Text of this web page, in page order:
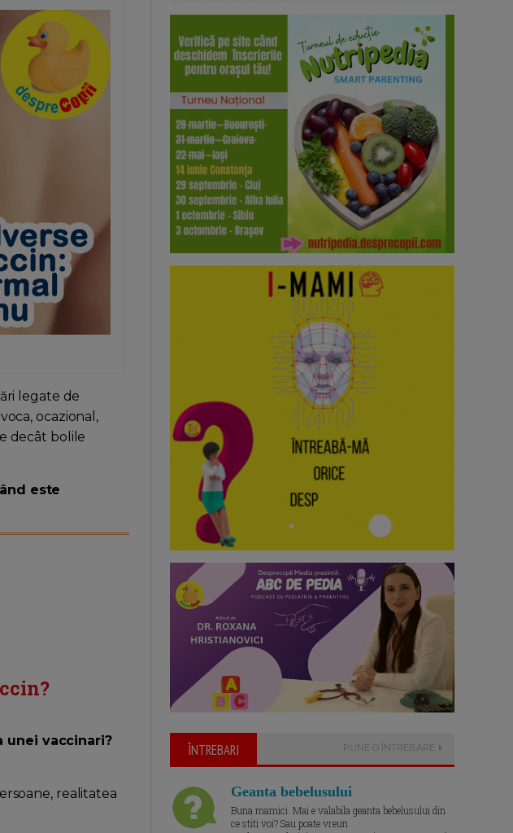
legate de
ocazional,
decât bolile
este
unei vaccinari?
realitatea
ÎNTREBARI PUNE O ÎNTREBARE
Geanta bebelusului
Buna mamici. Mai e valabila geanta bebelusului din
ce stiti voi? Sau poate vreun